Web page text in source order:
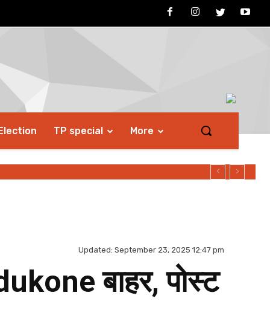
TP special More
Updated: September 23, 2025 12:47 pm
बाहर, पोस्ट